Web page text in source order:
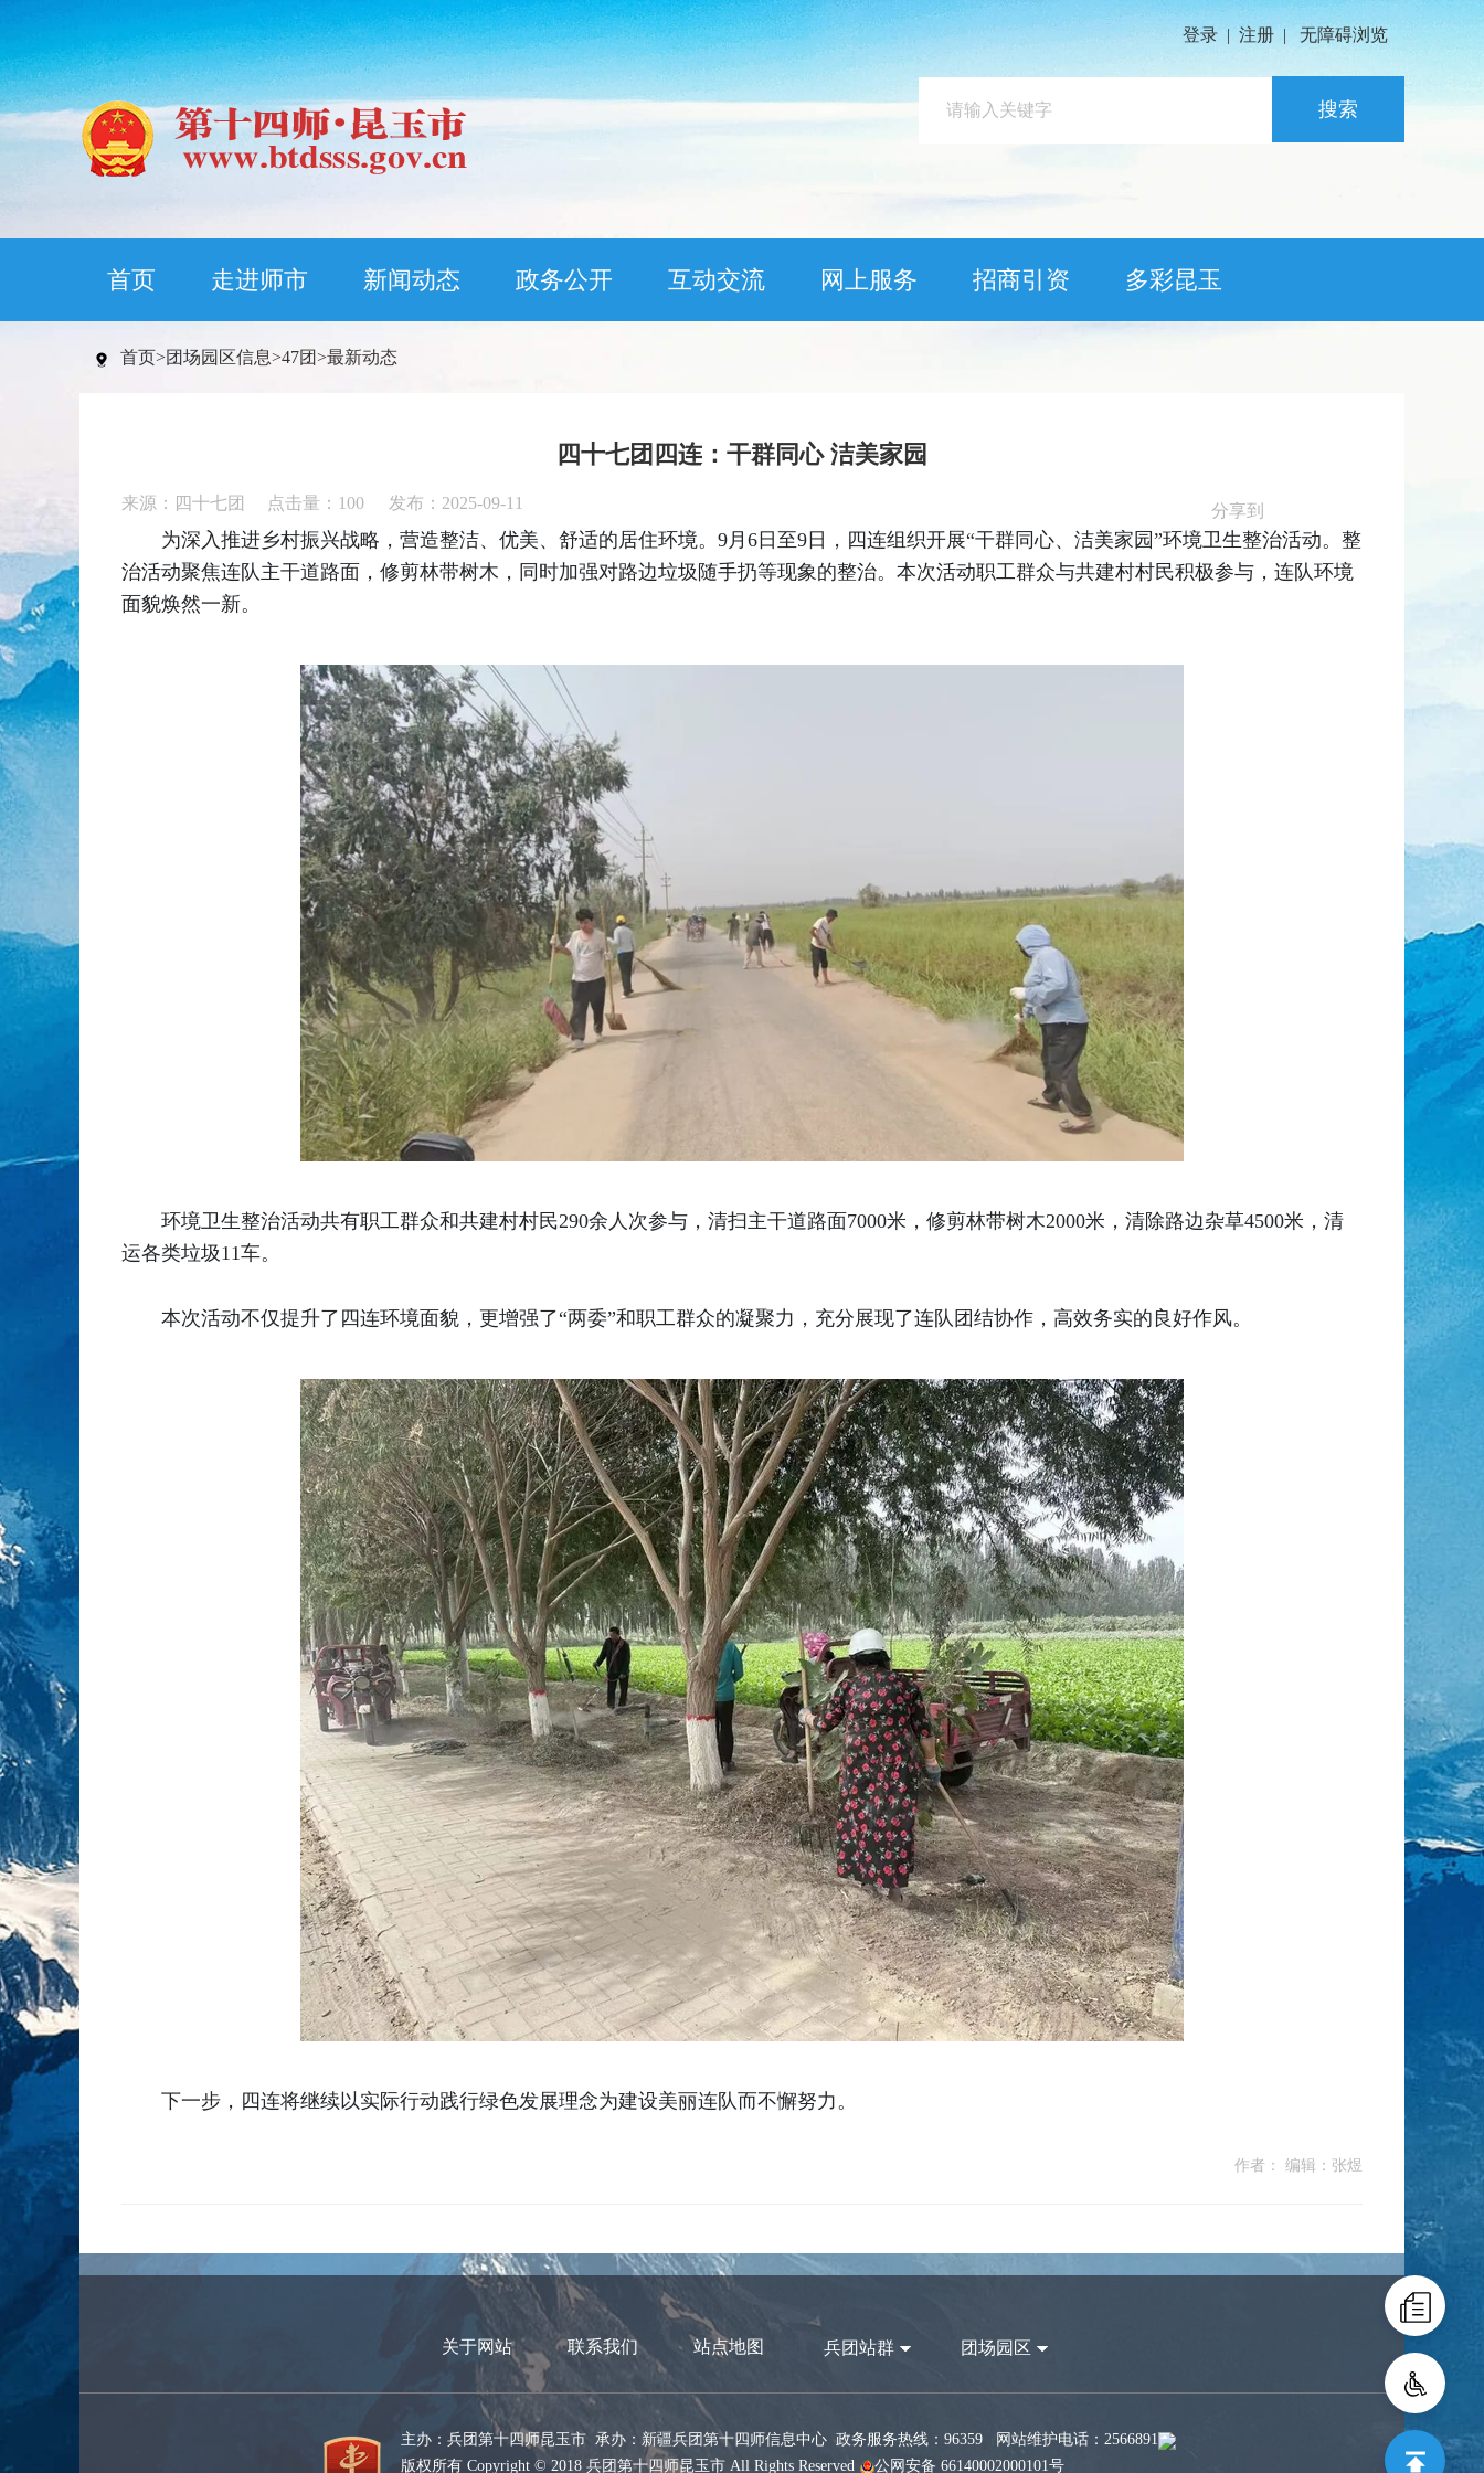
登录 | 注册 | 无障碍浏览
搜索
首页 走进师市 新闻动态 政务公开 互动交流 网上服务 招商引资 多彩昆玉
首页>团场园区信息>47团>最新动态
四十七团四连：干群同心 洁美家园
来源：四十七团 点击量： 100 发布：2025-09-11 分享到
为深入推进乡村振兴战略，营造整洁、优美、舒适的居住环境。9月6日至9日，四连组织开展“干群同心、洁美家园”环境卫生整治活动。整
治活动聚焦连队主干道路面，修剪林带树木，同时加强对路边垃圾随手扔等现象的整治。本次活动职工群众与共建村村民积极参与，连队环境
面貌焕然一新。
环境卫生整治活动共有职工群众和共建村村民290余人次参与，清扫主干道路面7000米，修剪林带树木2000米，清除路边杂草4500米，清
运各类垃圾11车。
本次活动不仅提升了四连环境面貌，更增强了“两委”和职工群众的凝聚力，充分展现了连队团结协作，高效务实的良好作风。
下一步，四连将继续以实际行动践行绿色发展理念为建设美丽连队而不懈努力。
作者： 编辑：张煜
关于网站 联系我们 站点地图 兵团站群 团场园区
主办：兵团第十四师昆玉市 承办：新疆兵团第十四师信息中心 政务服务热线：96359 网站维护电话：2566891
版权所有 Copyright © 2018 兵团第十四师昆玉市 All Rights Reserved
公网安备 66140002000101号